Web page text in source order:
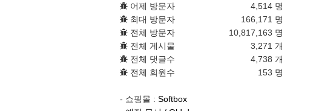
어제 방문자
4,514 명
최대 방문자
166,171 명
전체 방문자
10,817,163 명
전체 게시물
3,271 개
전체 댓글수
4,738 개
전체 회원수
153 명
- 쇼핑몰 : Softbox